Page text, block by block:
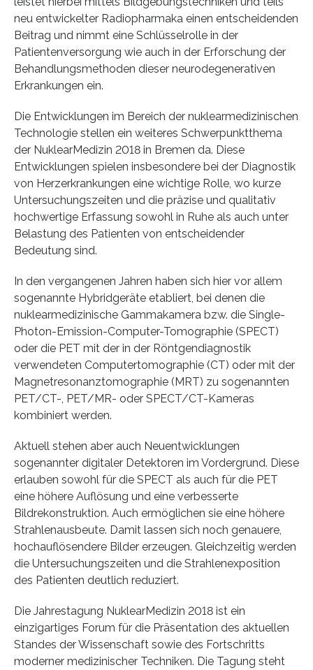
neu entwickelter Radiopharmaka einen entscheidenden
Beitrag und nimmt eine Schlüsselrolle in der
Patientenversorgung wie auch in der Erforschung der
Behandlungsmethoden dieser neurodegenerativen
Erkrankungen ein.
Die Entwicklungen im Bereich der nuklearmedizinischen
Technologie stellen ein weiteres Schwerpunktthema
der NuklearMedizin 2018 in Bremen da. Diese
Entwicklungen spielen insbesondere bei der Diagnostik
von Herzerkrankungen eine wichtige Rolle, wo kurze
Untersuchungszeiten und die präzise und qualitativ
hochwertige Erfassung sowohl in Ruhe als auch unter
Belastung des Patienten von entscheidender
Bedeutung sind.
In den vergangenen Jahren haben sich hier vor allem
sogenannte Hybridgeräte etabliert, bei denen die
nuklearmedizinische Gammakamera bzw. die Single-
Photon-Emission-Computer-Tomographie (SPECT)
oder die PET mit der in der Röntgendiagnostik
verwendeten Computertomographie (CT) oder mit der
Magnetresonanztomographie (MRT) zu sogenannten
PET/CT-, PET/MR- oder SPECT/CT-Kameras
kombiniert werden.
Aktuell stehen aber auch Neuentwicklungen
sogenannter digitaler Detektoren im Vordergrund. Diese
erlauben sowohl für die SPECT als auch für die PET
eine höhere Auflösung und eine verbesserte
Bildrekonstruktion. Auch ermöglichen sie eine höhere
Strahlenausbeute. Damit lassen sich noch genauere,
hochauflösendere Bilder erzeugen. Gleichzeitig werden
die Untersuchungszeiten und die Strahlenexposition
des Patienten deutlich reduziert.
Die Jahrestagung NuklearMedizin 2018 ist ein
einzigartiges Forum für die Präsentation des aktuellen
Standes der Wissenschaft sowie des Fortschritts
moderner medizinischer Techniken. Die Tagung steht